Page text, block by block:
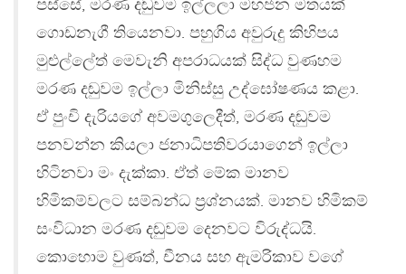
පස්සේ, මරණ දඬුවම ඉල්ලලා මහජන මතයක්
ගොඩනැගී තියෙනවා. පහුගිය අවුරුදු කිහිපය
මුළුල්ලේත් මෙවැනි අපරාධයක් සිද්ධ වුණහම
මරණ දඬුවම ඉල්ලා මිනිස්සු උද්ඝෝෂණය කළා.
ඒ පුංචි දැරියගේ අවමගුලෙදීත්, මරණ දඬුවම
පනවන්න කියලා ජනාධිපතිවරයාගෙන් ඉල්ලා
හිටිනවා මං දැක්කා. ඒත් මේක මානව
හිමිකම්වලට සම්බන්ධ ප‍්‍රශ්නයක්. මානව හිමිකම්
සංවිධාන මරණ දඬුවම දෙනවට විරුද්ධයි.
කොහොම වුණත්, චීනය සහ ඇමරිකාව වගේ